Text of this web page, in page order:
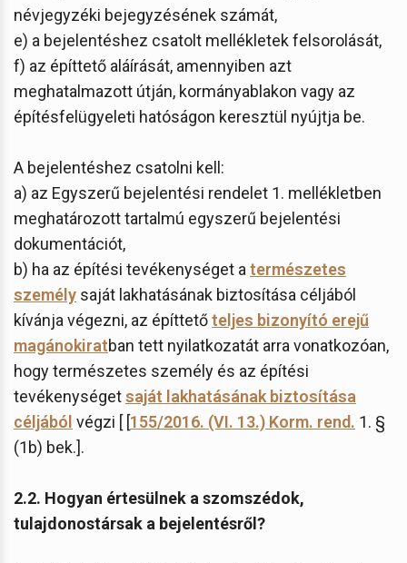
névjegyzéki bejegyzésének számát,
e) a bejelentéshez csatolt mellékletek felsorolását,
f) az építtető aláírását, amennyiben azt
meghatalmazott útján, kormányablakon vagy az
építésfelügyeleti hatóságon keresztül nyújtja be.
A bejelentéshez csatolni kell:
a) az Egyszerű bejelentési rendelet 1. mellékletben
meghatározott tartalmú egyszerű bejelentési
dokumentációt,
b) ha az építési tevékenységet a természetes
személy saját lakhatásának biztosítása céljából
kívánja végezni, az építtetőteljes bizonyító erejű
magánokiratban tett nyilatkozatát arra vonatkozóan,
hogy természetes személy és az építési
tevékenységetsaját lakhatásának biztosítása
céljából végzi [ [155/2016. (VI. 13.) Korm. rend. 1. §
(1b) bek.].
2.2. Hogyan értesülnek a szomszédok,
tulajdonostársak a bejelentésről?